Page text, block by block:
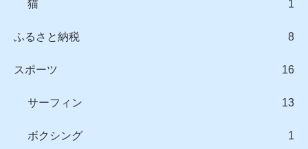
猫 1
ふるさと納税 8
スポーツ 16
サーフィン 13
ボクシング 1